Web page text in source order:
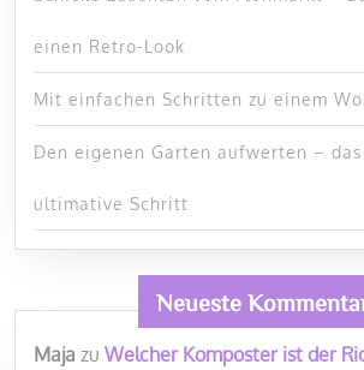
einen Retro-Look
Mit einfachen Schritten zu einem
Den eigenen Garten aufwerten –
ultimative Schritt
Neueste
Maja zu Welcher Komposter ist der